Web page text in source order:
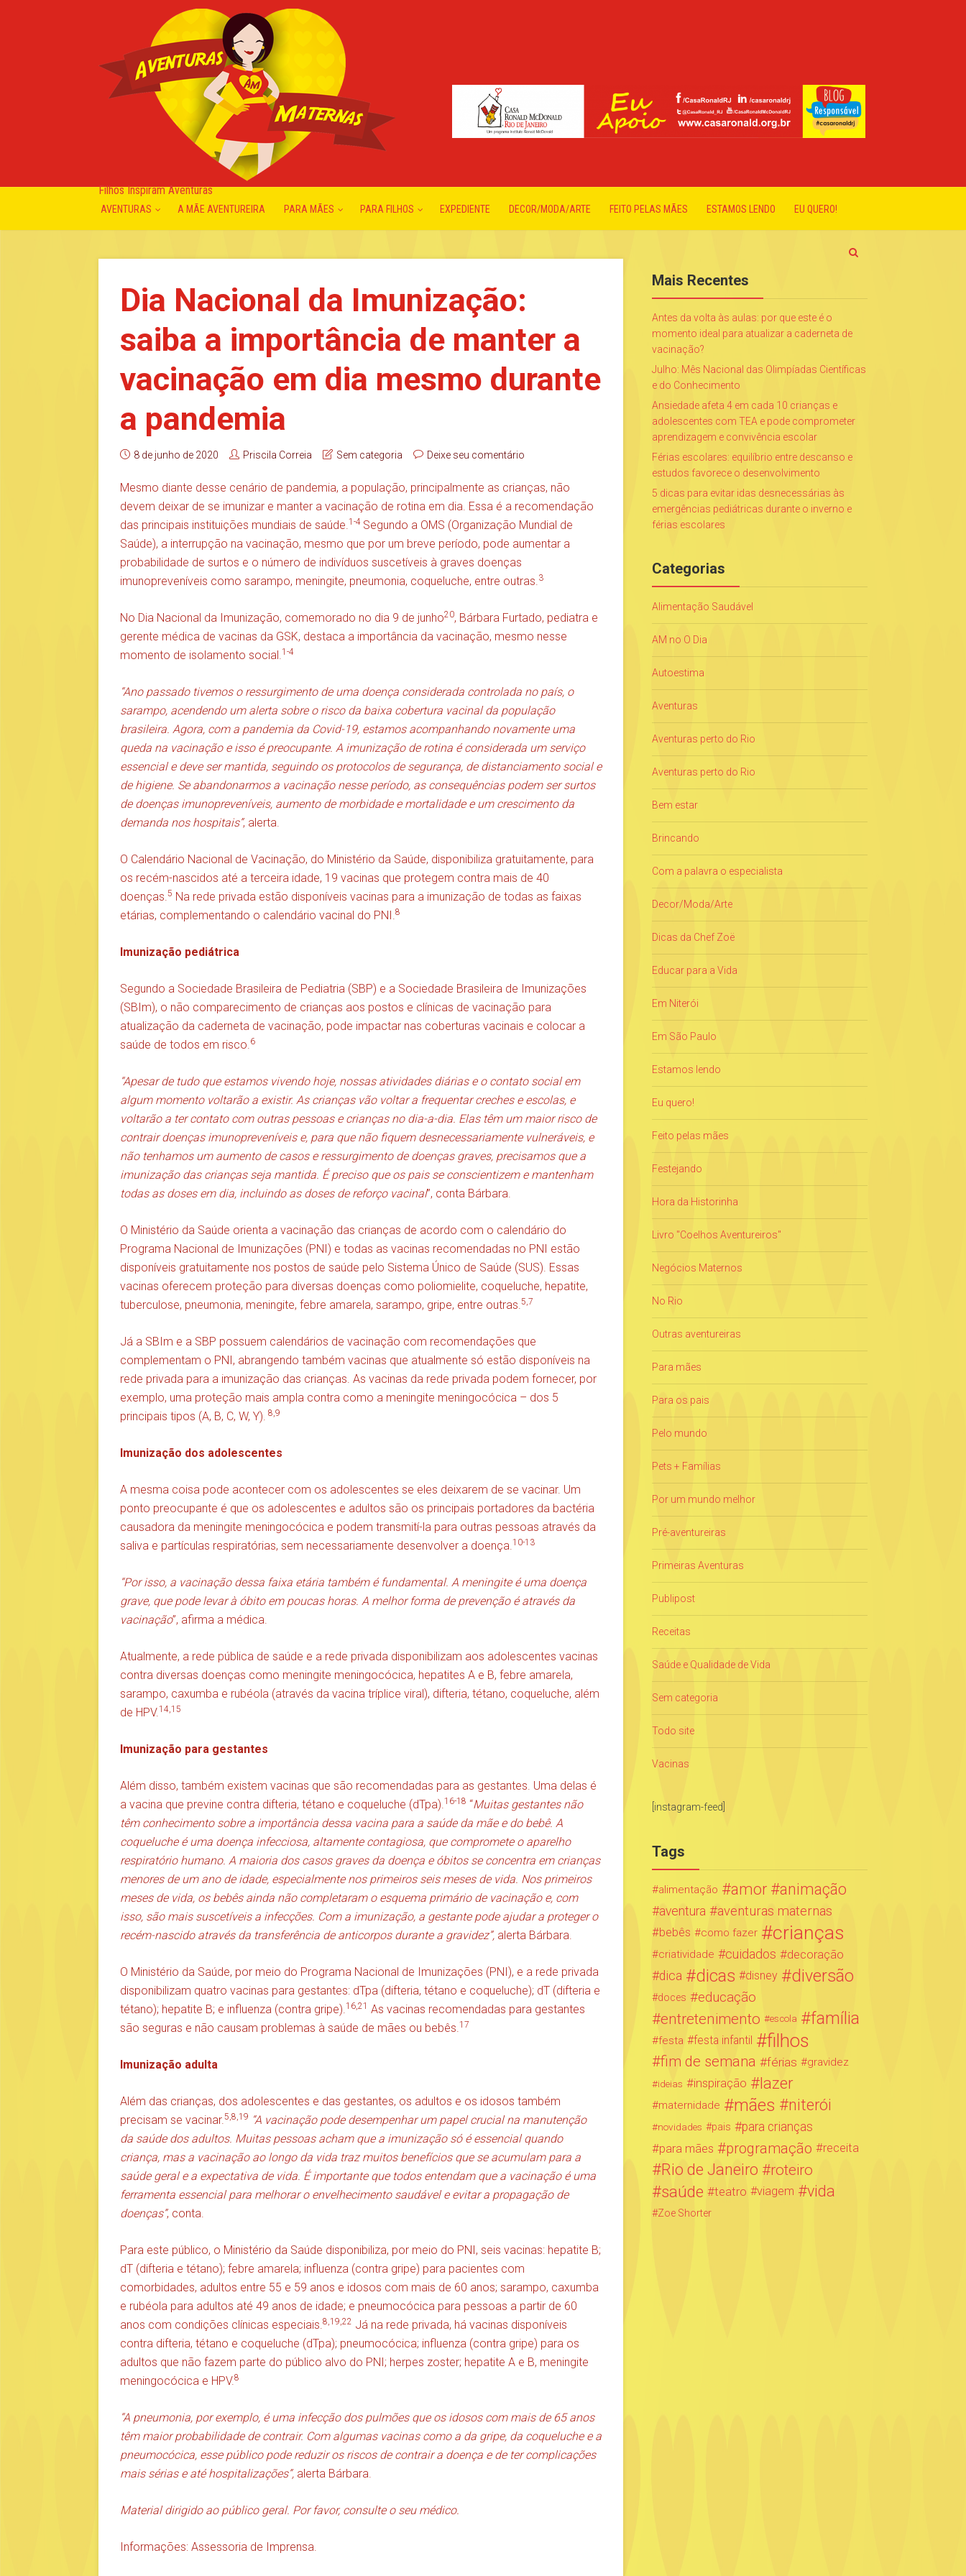
Filhos Inspiram Aventuras
AVENTURAS A MÃE AVENTUREIRA PARA MÃES PARA FILHOS EXPEDIENTE DECOR/MODA/ARTE FEITO PELAS MÃES ESTAMOS LENDO EU QUERO!
Dia Nacional da Imunização:
saiba a importância de manter a
vacinação em dia mesmo durante
a pandemia
8 de junho de 2020 Priscila Correia Sem categoria Deixe seu comentário
Mesmo diante desse cenário de pandemia, a população, principalmente as crianças, não
devem deixar de se imunizar e manter a vacinação de rotina em dia. Essa é a recomendação
das principais instituições mundiais de saúde.1-4 Segundo a OMS (Organização Mundial de
Saúde), a interrupção na vacinação, mesmo que por um breve período, pode aumentar a
probabilidade de surtos e o número de indivíduos suscetíveis à graves doenças
imunopreveníveis como sarampo, meningite, pneumonia, coqueluche, entre outras.3
No Dia Nacional da Imunização, comemorado no dia 9 de junho20, Bárbara Furtado, pediatra e
gerente médica de vacinas da GSK, destaca a importância da vacinação, mesmo nesse
momento de isolamento social.1-4
“Ano passado tivemos o ressurgimento de uma doença considerada controlada no país, o
sarampo, acendendo um alerta sobre o risco da baixa cobertura vacinal da população
brasileira. Agora, com a pandemia da Covid-19, estamos acompanhando novamente uma
queda na vacinação e isso é preocupante. A imunização de rotina é considerada um serviço
essencial e deve ser mantida, seguindo os protocolos de segurança, de distanciamento social e
de higiene. Se abandonarmos a vacinação nesse período, as consequências podem ser surtos
de doenças imunopreveníveis, aumento de morbidade e mortalidade e um crescimento da
demanda nos hospitais”, alerta.
O Calendário Nacional de Vacinação, do Ministério da Saúde, disponibiliza gratuitamente, para
os recém-nascidos até a terceira idade, 19 vacinas que protegem contra mais de 40
doenças.5 Na rede privada estão disponíveis vacinas para a imunização de todas as faixas
etárias, complementando o calendário vacinal do PNI.8
Imunização pediátrica
Segundo a Sociedade Brasileira de Pediatria (SBP) e a Sociedade Brasileira de Imunizações
(SBIm), o não comparecimento de crianças aos postos e clínicas de vacinação para
atualização da caderneta de vacinação, pode impactar nas coberturas vacinais e colocar a
saúde de todos em risco.6
“Apesar de tudo que estamos vivendo hoje, nossas atividades diárias e o contato social em
algum momento voltarão a existir. As crianças vão voltar a frequentar creches e escolas, e
voltarão a ter contato com outras pessoas e crianças no dia-a-dia. Elas têm um maior risco de
contrair doenças imunopreveníveis e, para que não fiquem desnecessariamente vulneráveis, e
não tenhamos um aumento de casos e ressurgimento de doenças graves, precisamos que a
imunização das crianças seja mantida. É preciso que os pais se conscientizem e mantenham
todas as doses em dia, incluindo as doses de reforço vacinal”, conta Bárbara.
O Ministério da Saúde orienta a vacinação das crianças de acordo com o calendário do
Programa Nacional de Imunizações (PNI) e todas as vacinas recomendadas no PNI estão
disponíveis gratuitamente nos postos de saúde pelo Sistema Único de Saúde (SUS). Essas
vacinas oferecem proteção para diversas doenças como poliomielite, coqueluche, hepatite,
tuberculose, pneumonia, meningite, febre amarela, sarampo, gripe, entre outras.5,7
Já a SBIm e a SBP possuem calendários de vacinação com recomendações que
complementam o PNI, abrangendo também vacinas que atualmente só estão disponíveis na
rede privada para a imunização das crianças. As vacinas da rede privada podem fornecer, por
exemplo, uma proteção mais ampla contra como a meningite meningocócica – dos 5
principais tipos (A, B, C, W, Y). 8,9
Imunização dos adolescentes
A mesma coisa pode acontecer com os adolescentes se eles deixarem de se vacinar. Um
ponto preocupante é que os adolescentes e adultos são os principais portadores da bactéria
causadora da meningite meningocócica e podem transmití-la para outras pessoas através da
saliva e partículas respiratórias, sem necessariamente desenvolver a doença.10-13
“Por isso, a vacinação dessa faixa etária também é fundamental. A meningite é uma doença
grave, que pode levar à óbito em poucas horas. A melhor forma de prevenção é através da
vacinação”, afirma a médica.
Atualmente, a rede pública de saúde e a rede privada disponibilizam aos adolescentes vacinas
contra diversas doenças como meningite meningocócica, hepatites A e B, febre amarela,
sarampo, caxumba e rubéola (através da vacina tríplice viral), difteria, tétano, coqueluche, além
de HPV.14,15
Imunização para gestantes
Além disso, também existem vacinas que são recomendadas para as gestantes. Uma delas é
a vacina que previne contra difteria, tétano e coqueluche (dTpa).16-18 “Muitas gestantes não
têm conhecimento sobre a importância dessa vacina para a saúde da mãe e do bebê. A
coqueluche é uma doença infecciosa, altamente contagiosa, que compromete o aparelho
respiratório humano. A maioria dos casos graves da doença e óbitos se concentra em crianças
menores de um ano de idade, especialmente nos primeiros seis meses de vida. Nos primeiros
meses de vida, os bebês ainda não completaram o esquema primário de vacinação e, com
isso, são mais suscetíveis a infecções. Com a imunização, a gestante pode ajudar a proteger o
recém-nascido através da transferência de anticorpos durante a gravidez”, alerta Bárbara.
O Ministério da Saúde, por meio do Programa Nacional de Imunizações (PNI), e a rede privada
disponibilizam quatro vacinas para gestantes: dTpa (difteria, tétano e coqueluche); dT (difteria e
tétano); hepatite B; e influenza (contra gripe).16,21 As vacinas recomendadas para gestantes
são seguras e não causam problemas à saúde de mães ou bebês.17
Imunização adulta
Além das crianças, dos adolescentes e das gestantes, os adultos e os idosos também
precisam se vacinar.5,8,19 “A vacinação pode desempenhar um papel crucial na manutenção
da saúde dos adultos. Muitas pessoas acham que a imunização só é essencial quando
criança, mas a vacinação ao longo da vida traz muitos benefícios que se acumulam para a
saúde geral e a expectativa de vida. É importante que todos entendam que a vacinação é uma
ferramenta essencial para melhorar o envelhecimento saudável e evitar a propagação de
doenças”, conta.
Para este público, o Ministério da Saúde disponibiliza, por meio do PNI, seis vacinas: hepatite B;
dT (difteria e tétano); febre amarela; influenza (contra gripe) para pacientes com
comorbidades, adultos entre 55 e 59 anos e idosos com mais de 60 anos; sarampo, caxumba
e rubéola para adultos até 49 anos de idade; e pneumocócica para pessoas a partir de 60
anos com condições clínicas especiais.8,19,22 Já na rede privada, há vacinas disponíveis
contra difteria, tétano e coqueluche (dTpa); pneumocócica; influenza (contra gripe) para os
adultos que não fazem parte do público alvo do PNI; herpes zoster; hepatite A e B, meningite
meningocócica e HPV.8
“A pneumonia, por exemplo, é uma infecção dos pulmões que os idosos com mais de 65 anos
têm maior probabilidade de contrair. Com algumas vacinas como a da gripe, da coqueluche e a
pneumocócica, esse público pode reduzir os riscos de contrair a doença e de ter complicações
mais sérias e até hospitalizações”, alerta Bárbara.
Material dirigido ao público geral. Por favor, consulte o seu médico.
Informações: Assessoria de Imprensa.
Mais Recentes
Antes da volta às aulas: por que este é o
momento ideal para atualizar a caderneta de
vacinação?
Julho: Mês Nacional das Olimpíadas Científicas
e do Conhecimento
Ansiedade afeta 4 em cada 10 crianças e
adolescentes com TEA e pode comprometer
aprendizagem e convivência escolar
Férias escolares: equilíbrio entre descanso e
estudos favorece o desenvolvimento
5 dicas para evitar idas desnecessárias às
emergências pediátricas durante o inverno e
férias escolares
Categorias
Alimentação Saudável
AM no O Dia
Autoestima
Aventuras
Aventuras perto do Rio
Aventuras perto do Rio
Bem estar
Brincando
Com a palavra o especialista
Decor/Moda/Arte
Dicas da Chef Zoë
Educar para a Vida
Em Niterói
Em São Paulo
Estamos lendo
Eu quero!
Feito pelas mães
Festejando
Hora da Historinha
Livro "Coelhos Aventureiros"
Negócios Maternos
No Rio
Outras aventureiras
Para mães
Para os pais
Pelo mundo
Pets + Famílias
Por um mundo melhor
Pré-aventureiras
Primeiras Aventuras
Publipost
Receitas
Saúde e Qualidade de Vida
Sem categoria
Todo site
Vacinas
[instagram-feed]
Tags
alimentação amor animação
aventura aventuras maternas
bebês como fazer crianças
criatividade cuidados
decoração
dica
dicas disney diversão
doces educação
entretenimento escola família
festa festa infantil filhos
fim de semana férias gravidez
ideias inspiração lazer
maternidade mães niterói
novidades pais
para crianças
para mães
programação receita
Rio de Janeiro roteiro
saúde teatro viagem vida
Zoe Shorter